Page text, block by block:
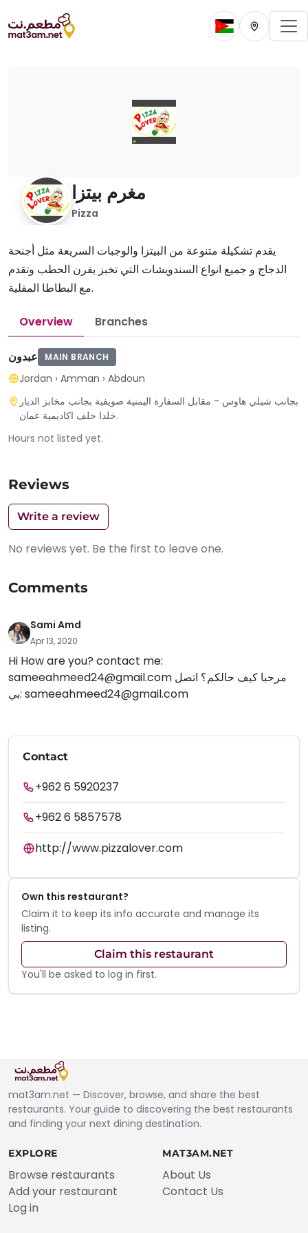
Change current
Change
مغرم بيتزا
Pizza
يقدم تشكيلة متنوعة من البيتزا والوجبات السريعة مثل أجنحة
الدجاج و جميع انواع السندويشات التي تخبز بفرن الحطب وتقدم
مع البطاطا المقلية.
Overview Branches
عبدون MAIN BRANCH
Jordan › Amman › Abdoun
بجانب شيلي هاوس - مقابل السفارة اليمنية صويفية بجانب مخابز الديار
خلدا خلف اكاديمية عمان.
Hours not listed yet.
Reviews
Write a review
No reviews yet. Be the first to leave one.
Comments
Sami Amd
Apr 13, 2020
Hi How are you? contact me:
sameeahmeed24@gmail.com
بي: sameeahmeed24@gmail.com
Contact
+962 6 5920237
+962 6 5857578
http://www.pizzalover.com
Own this restaurant?
Claim it to keep its info accurate and manage its
listing.
Claim this restaurant
You'll be asked to log in first.
mat3am.net — Discover, browse, and share the best
restaurants. Your guide to discovering the best restaurants
and finding your next dining destination.
EXPLORE
Browse restaurants
Add your restaurant
Log in
MAT3AM.NET
About Us
Contact Us